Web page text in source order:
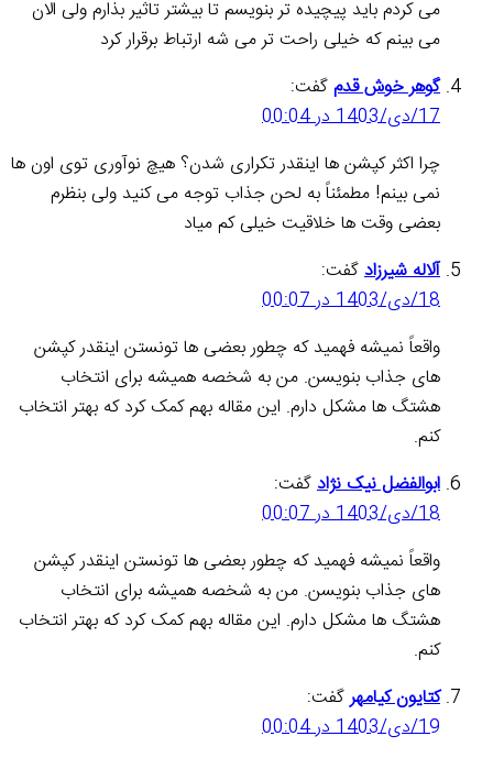
می کردم باید پیچیده تر بنویسم تا بیشتر تاثیر بذارم ولی الان
می بینم که خیلی راحت تر می شه ارتباط برقرار کرد
گوهر خوش قدمگفت:
17/دی/1403 در 00:04
چرا اکثر کپشن ها اینقدر تکراری شدن؟ هیچ نوآوری توی اون ها
نمی بینم! مطمئناً به لحن جذاب توجه می کنید ولی بنظرم
بعضی وقت ها خلاقیت خیلی کم میاد
آلاله شیرزادگفت:
18/دی/1403 در 00:07
واقعاً نمیشه فهمید که چطور بعضی ها تونستن اینقدر کپشن
های جذاب بنویسن. من به شخصه همیشه برای انتخاب
هشتگ ها مشکل دارم. این مقاله بهم کمک کرد که بهتر انتخاب
کنم.
ابوالفضل نیک نژادگفت:
18/دی/1403 در 00:07
واقعاً نمیشه فهمید که چطور بعضی ها تونستن اینقدر کپشن
های جذاب بنویسن. من به شخصه همیشه برای انتخاب
هشتگ ها مشکل دارم. این مقاله بهم کمک کرد که بهتر انتخاب
کنم.
کتایون کیامهرگفت:
19/دی/1403 در 00:04